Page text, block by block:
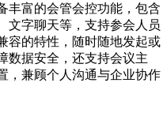
丰富的会管会控功能，包含
文字聊天等，支持参会人员
容的特性，随时随地发起或
数据安全，还支持会议主
，兼顾个人沟通与企业协作